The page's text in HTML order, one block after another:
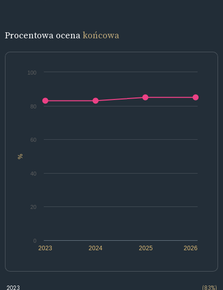
Procentowa ocenakońcowa
%
2024 2026
2023 2025
0
20
40
60
80
100